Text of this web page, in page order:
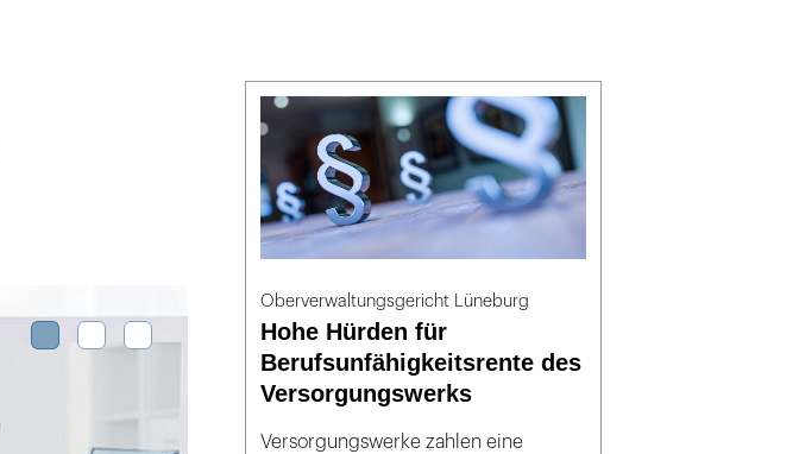
Oberverwaltungsgericht Lüneburg
Hohe Hürden für
Berufsunfähigkeitsrente des
Versorgungswerks
Versorgungswerke zahlen eine